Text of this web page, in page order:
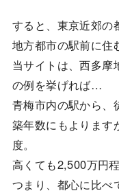
すると、東京近郊の
地方都市の駅前に住
当サイトは、西多摩
の例を挙げれば…
青梅市内の駅から、
築年数にもよりま
度。
高くても2,500万円程
つまり、都心に比べ